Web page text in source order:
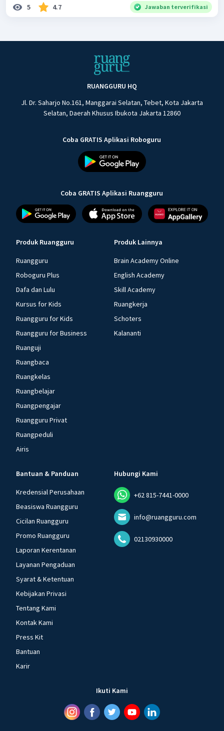
5 4.7 Jawaban terverifikasi
RUANGGURU HQ
Jl. Dr. Saharjo No.161, Manggarai Selatan, Tebet, Kota Jakarta
Selatan, Daerah Khusus Ibukota Jakarta 12860
Coba GRATIS Aplikasi Roboguru
Coba GRATIS Aplikasi Ruangguru
Produk Ruangguru
Ruangguru
Roboguru Plus
Dafa dan Lulu
Kursus for Kids
Ruangguru for Kids
Ruangguru for Business
Ruanguji
Ruangbaca
Ruangkelas
Ruangbelajar
Ruangpengajar
Ruangguru Privat
Ruangpeduli
Airis
Produk Lainnya
Brain Academy Online
English Academy
Skill Academy
Ruangkerja
Schoters
Kalananti
Bantuan & Panduan
Kredensial Perusahaan
Beasiswa Ruangguru
Cicilan Ruangguru
Promo Ruangguru
Laporan Kerentanan
Layanan Pengaduan
Syarat & Ketentuan
Kebijakan Privasi
Tentang Kami
Kontak Kami
Press Kit
Bantuan
Karir
Hubungi Kami
+62 815-7441-0000
info@ruangguru.com
02130930000
Ikuti Kami